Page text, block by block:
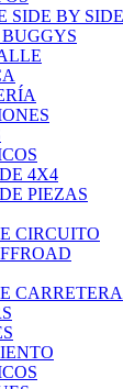
SIDE BY SIDE
4X4
PIEZAS
CIRCUITO
CARRETERA